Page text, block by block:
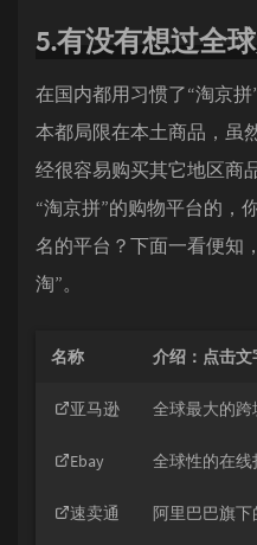
5.有没有想过全
在国内都用习惯了“淘京
本都局限在本土商品，虽
经很容易购买其它地区商
“淘京拼”的购物平台的，
名的平台？下面一看便知
淘”。
名称 介绍：点击
亚马逊 全球最大的
Ebay 全球性的在
速卖通 阿里巴巴旗下